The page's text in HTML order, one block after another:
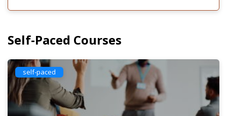
Self-Paced Courses
self-paced